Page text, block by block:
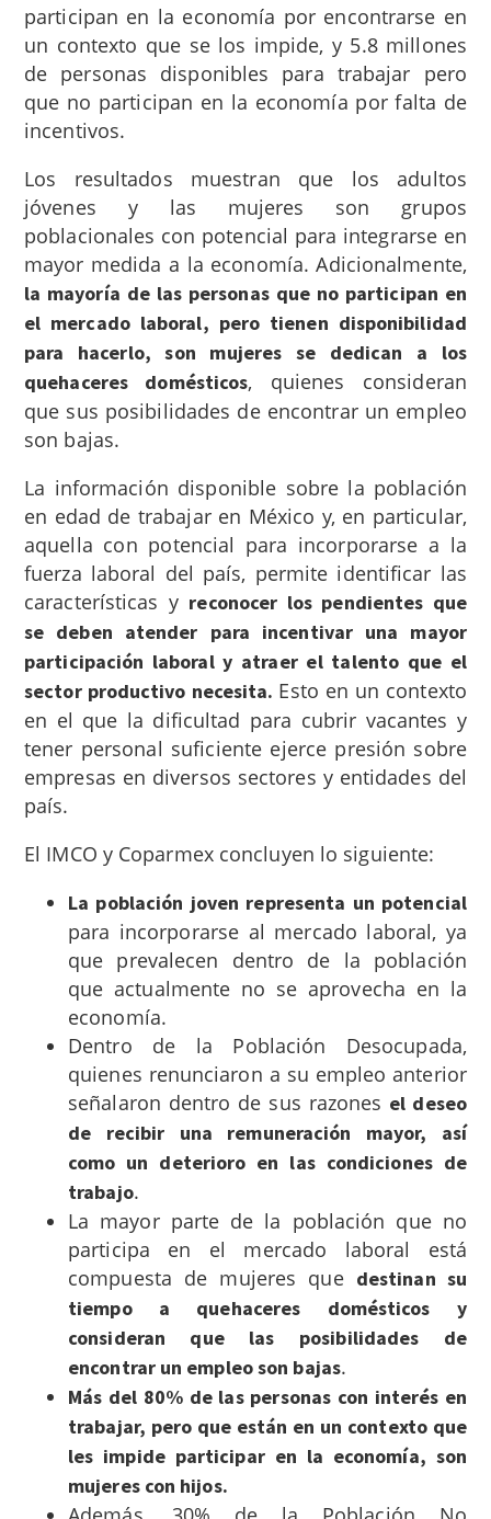
participan en la economía por encontrarse en
un contexto que se los impide, y 5.8 millones
de personas disponibles para trabajar pero
que no participan en la economía por falta de
incentivos.
Los resultados muestran que los adultos
jóvenes y las mujeres son grupos
poblacionales con potencial para integrarse en
mayor medida a la economía. Adicionalmente,
la mayoría de las personas que no participan en
el mercado laboral, pero tienen disponibilidad
para hacerlo, son mujeres se dedican a los
quehaceres domésticos, quienes consideran
que sus posibilidades de encontrar un empleo
son bajas.
La información disponible sobre la población
en edad de trabajar en México y, en particular,
aquella con potencial para incorporarse a la
fuerza laboral del país, permite identificar las
características y reconocer los pendientes que
se deben atender para incentivar una mayor
participación laboral y atraer el talento que el
sector productivo necesita. Esto en un contexto
en el que la dificultad para cubrir vacantes y
tener personal suficiente ejerce presión sobre
empresas en diversos sectores y entidades del
país.
El IMCO y Coparmex concluyen lo siguiente:
La población joven representa un potencial
para incorporarse al mercado laboral, ya
que prevalecen dentro de la población
que actualmente no se aprovecha en la
economía.
Dentro de la Población Desocupada,
quienes renunciaron a su empleo anterior
señalaron dentro de sus razones el deseo
de recibir una remuneración mayor, así
como un deterioro en las condiciones de
trabajo.
La mayor parte de la población que no
participa en el mercado laboral está
compuesta de mujeres que destinan su
tiempo a quehaceres domésticos y
consideran que las posibilidades de
encontrar un empleo son bajas.
Más del 80% de las personas con interés en
trabajar, pero que están en un contexto que
les impide participar en la economía, son
mujeres con hijos.